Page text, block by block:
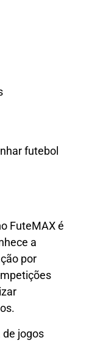
futebol
FuteMAX é
a
por
de jogos